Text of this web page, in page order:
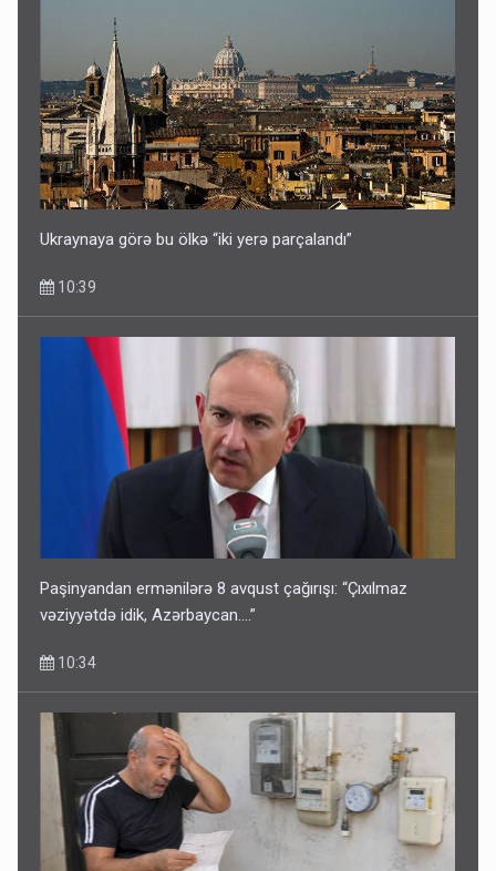
Ukraynaya görə bu ölkə “iki yerə parçalandı”
10:39
Paşinyandan ermənilərə 8 avqust çağırışı: “Çıxılmaz
vəziyyətdə idik, Azərbaycan….”
10:34